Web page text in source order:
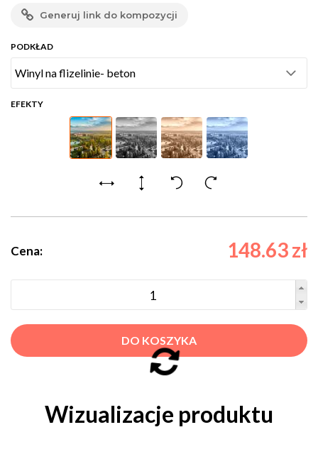
Generuj link do kompozycji
PODKŁAD
EFEKTY
Cena: 148.63 zł
DO KOSZYKA
Wizualizacje produktu